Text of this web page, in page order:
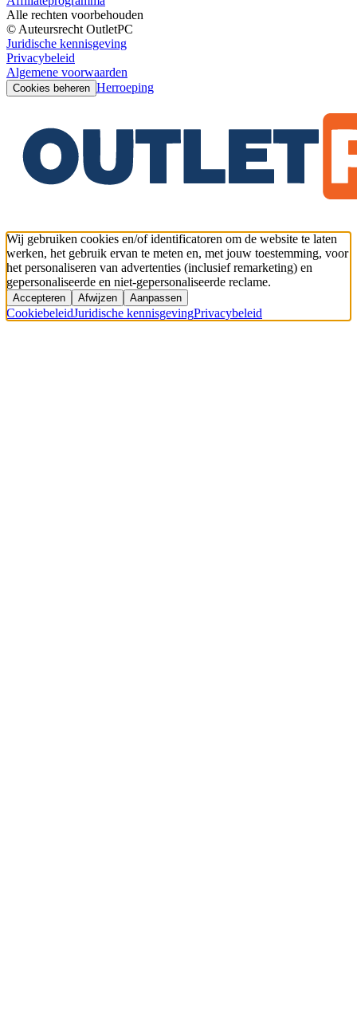
Alle rechten voorbehouden
© Auteursrecht OutletPC
Juridische kennisgeving
Privacybeleid
Algemene voorwaarden
Cookies beheren Herroeping
Wij gebruiken cookies en/of identificatoren om de website te laten
werken, het gebruik ervan te meten en, met jouw toestemming, voor
het personaliseren van advertenties (inclusief remarketing) en
gepersonaliseerde en niet-gepersonaliseerde reclame.
Accepteren Afwijzen Aanpassen
CookiebeleidJuridische kennisgevingPrivacybeleid